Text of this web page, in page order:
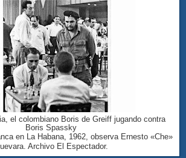
el colombiano Boris de Greiff jugando contra
Boris Spassky
en La Habana, 1962, observa Ernesto «Che»
Archivo El Espectador.